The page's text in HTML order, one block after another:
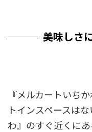
美味しさ
『メルカートいち
トインスペースは
わ』のすぐ近くに